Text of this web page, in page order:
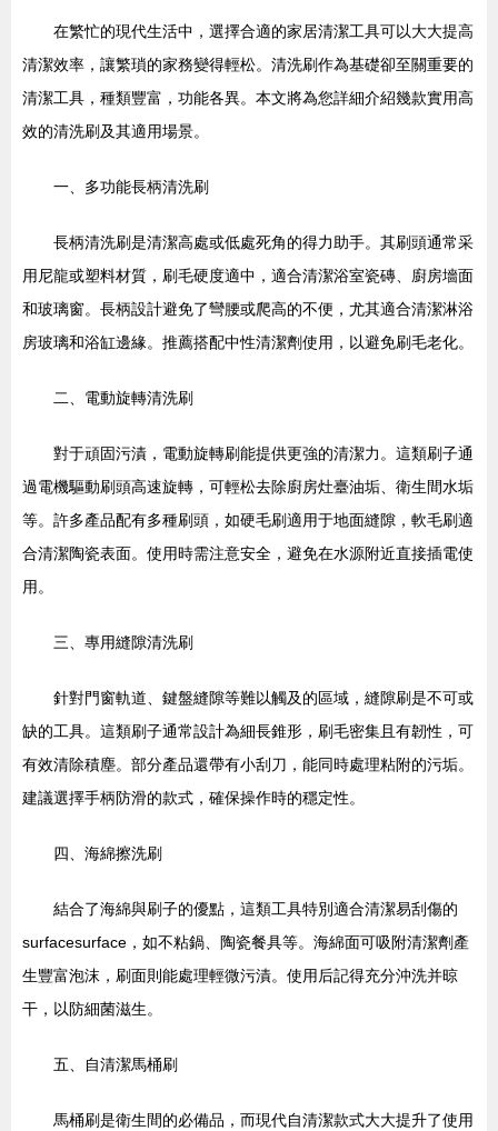
在繁忙的現代生活中，選擇合適的家居清潔工具可以大大提高
清潔效率，讓繁瑣的家務變得輕松。清洗刷作為基礎卻至關重要的
清潔工具，種類豐富，功能各異。本文將為您詳細介紹幾款實用高
效的清洗刷及其適用場景。
一、多功能長柄清洗刷
長柄清洗刷是清潔高處或低處死角的得力助手。其刷頭通常采
用尼龍或塑料材質，刷毛硬度適中，適合清潔浴室瓷磚、廚房墻面
和玻璃窗。長柄設計避免了彎腰或爬高的不便，尤其適合清潔淋浴
房玻璃和浴缸邊緣。推薦搭配中性清潔劑使用，以避免刷毛老化。
二、電動旋轉清洗刷
對于頑固污漬，電動旋轉刷能提供更強的清潔力。這類刷子通
過電機驅動刷頭高速旋轉，可輕松去除廚房灶臺油垢、衛生間水垢
等。許多產品配有多種刷頭，如硬毛刷適用于地面縫隙，軟毛刷適
合清潔陶瓷表面。使用時需注意安全，避免在水源附近直接插電使
用。
三、專用縫隙清洗刷
針對門窗軌道、鍵盤縫隙等難以觸及的區域，縫隙刷是不可或
缺的工具。這類刷子通常設計為細長錐形，刷毛密集且有韌性，可
有效清除積塵。部分產品還帶有小刮刀，能同時處理粘附的污垢。
建議選擇手柄防滑的款式，確保操作時的穩定性。
四、海綿擦洗刷
結合了海綿與刷子的優點，這類工具特別適合清潔易刮傷的
surfacesurface，如不粘鍋、陶瓷餐具等。海綿面可吸附清潔劑產
生豐富泡沫，刷面則能處理輕微污漬。使用后記得充分沖洗并晾
干，以防細菌滋生。
五、自清潔馬桶刷
馬桶刷是衛生間的必備品，而現代自清潔款式大大提升了使用